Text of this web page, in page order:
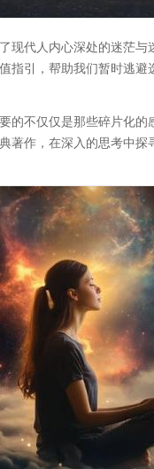
现代人内心深处的迷茫
指引，帮助我们暂时逃
的不仅仅是那些碎片化
著作，在深入的思考中